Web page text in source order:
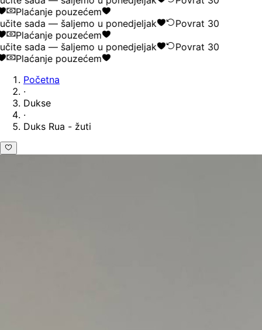
Plaćanje pouzećem
sada — šaljemo u ponedjeljak
Povrat 30
Plaćanje pouzećem
sada — šaljemo u ponedjeljak
Povrat 30
Plaćanje pouzećem
Početna
·
Dukse
·
Duks Rua - žuti